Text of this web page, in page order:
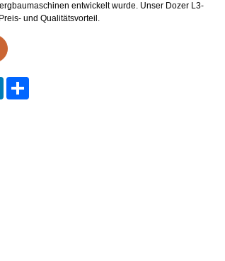
entwickelt wurde. Unser Dozer L3-
und Qualitätsvorteil.
LinkedIn